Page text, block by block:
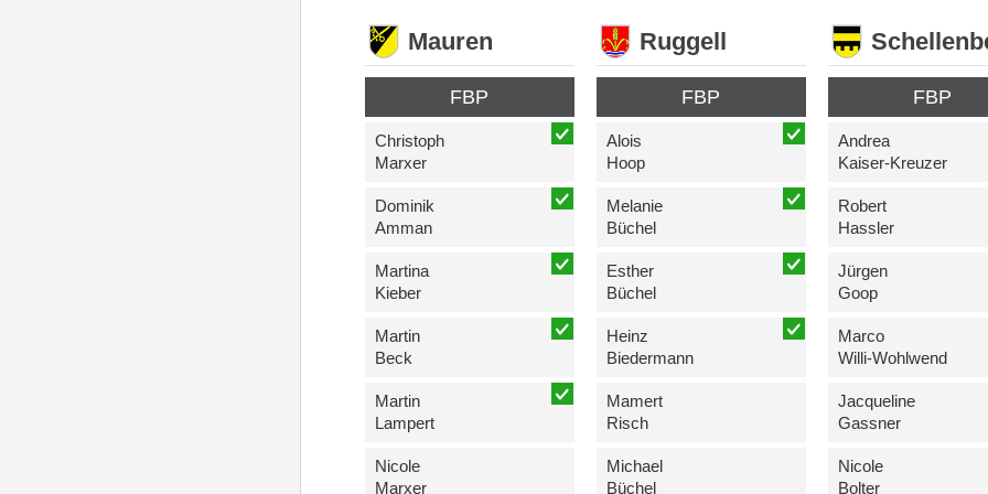
Mauren
FBP
Christoph
Marxer
Dominik
Amman
Martina
Kieber
Martin
Beck
Martin
Lampert
Nicole
Marxer
Ruggell
FBP
Alois
Hoop
Melanie
Büchel
Esther
Büchel
Heinz
Biedermann
Mamert
Risch
Michael
Büchel
FBP
Andrea
Kaiser-Kreuzer
Robert
Hassler
Jürgen
Goop
Marco
Willi-Wohlwend
Jacqueline
Gassner
Nicole
Bolter